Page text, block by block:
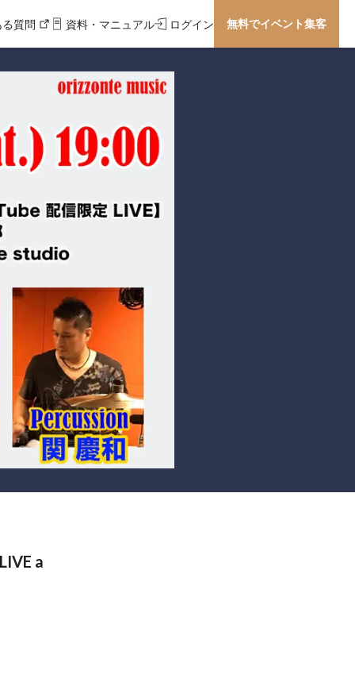
る質問 資料・マニュアル ログイン 無料でイベント集客
a